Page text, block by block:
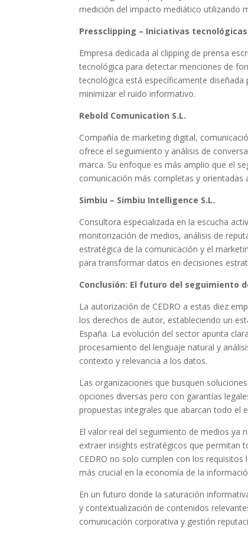
medición del impacto mediático utilizando
Pressclipping – Iniciativas
Empresa dedicada al clipping de prensa
tecnológica para detectar menciones de
tecnológica está específicamente
minimizar el ruido informativo.
Rebold Comunication S.L.
Compañía de marketing digital,
ofrece el seguimiento y análisis de
marca. Su enfoque es más amplio que el
comunicación más completas y orientadas
Simbiu – Simbiu Intelligence S.L.
Consultora especializada en la escucha
monitorización de medios, análisis de
estratégica de la comunicación y el
para transformar datos en decisiones
Conclusión: El futuro del seguimiento
La autorización de CEDRO a estas diez
los derechos de autor, estableciendo un
España. La evolución del sector apunta
procesamiento del lenguaje natural y
contexto y relevancia a los datos.
Las organizaciones que busquen
opciones diversas pero con garantías
propuestas integrales que abarcan todo el
El valor real del seguimiento de medios ya
extraer insights estratégicos que permitan
CEDRO no solo cumplen con los
más crucial en la economía de la
En un futuro donde la saturación
y contextualización de contenidos
comunicación corporativa y gestión